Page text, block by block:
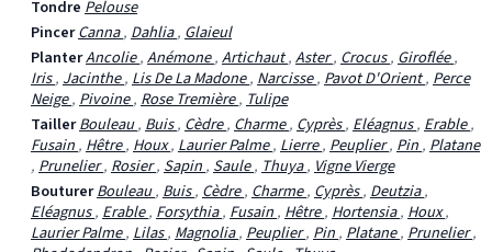
Tondre Pelouse
PincerCanna, Dahlia, Glaieul
PlanterAncolie,Anémone,Artichaut,Aster, Crocus, Giroflée,
Iris, Jacinthe, Lis De La Madone, Narcisse, Pavot D'Orient, Perce
Neige, Pivoine, Rose Tremière, Tulipe
TaillerBouleau, Buis, Cèdre, Charme, Cyprès, Eléagnus, Erable,
Fusain, Hêtre, Houx, Laurier Palme, Lierre, Peuplier, Pin, Platane
, Prunelier, Rosier, Sapin, Saule, Thuya, Vigne Vierge
BouturerBouleau, Buis, Cèdre, Charme, Cyprès, Deutzia,
Eléagnus, Erable, Forsythia, Fusain, Hêtre, Hortensia, Houx,
Laurier Palme, Lilas, Magnolia, Peuplier, Pin, Platane, Prunelier,